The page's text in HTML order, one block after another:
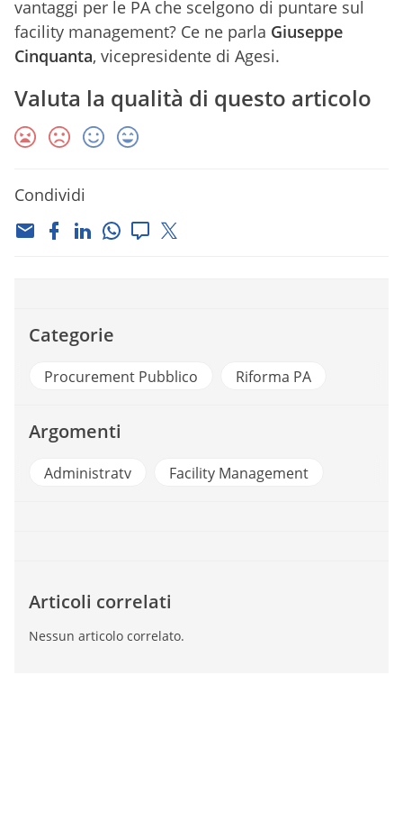
vantaggi per le PA che scelgono di puntare sul
facility management? Ce ne parla Giuseppe
Cinquanta, vicepresidente di Agesi.
Valuta la qualità di questo articolo
Condividi
Categorie
Procurement Pubblico Riforma PA
Argomenti
Administratv Facility Management
Articoli correlati
Nessun articolo correlato.